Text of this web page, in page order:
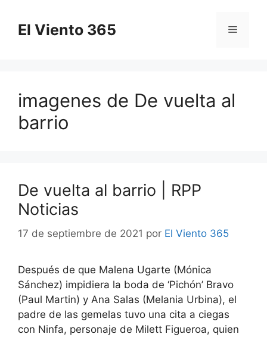
contenido
El Viento 365 Menú
imagenes de De vuelta al
barrio
De vuelta al barrio | RPP
Noticias
17 de septiembre de 2021 por El Viento 365
Después de que Malena Ugarte (Mónica
Sánchez) impidiera la boda de ‘Pichón’ Bravo
(Paul Martin) y Ana Salas (Melania Urbina), el
padre de las gemelas tuvo una cita a ciegas
con Ninfa, personaje de Milett Figueroa, quien